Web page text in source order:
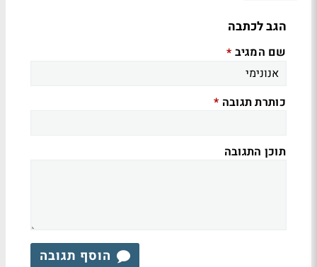
הגב לכתבה
שם המגיב *
כותרת תגובה *
תוכן התגובה
הוסף תגובה